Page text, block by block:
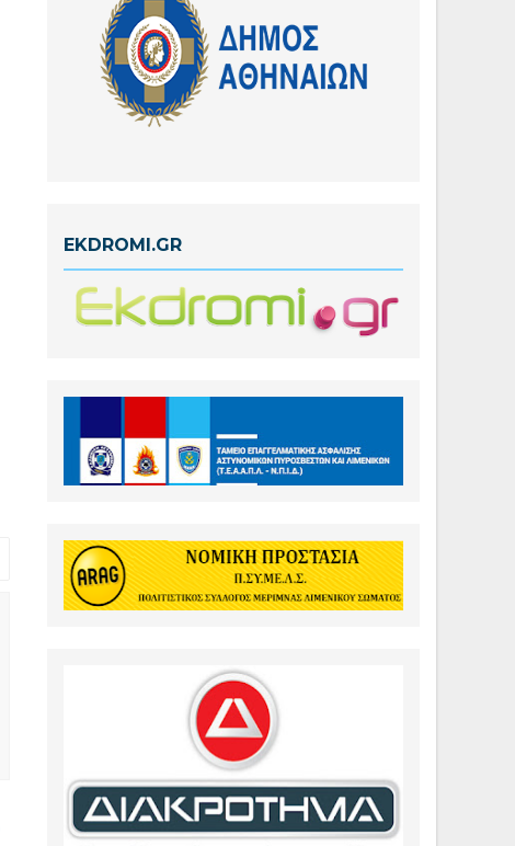
EKDROMI.GR